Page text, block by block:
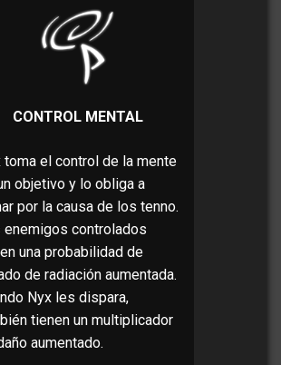
CONTROL MENTAL
toma el control de la mente
objetivo y lo obliga a
por la causa de los tenno.
enemigos controlados
una probabilidad de
de radiación aumentada.
Nyx les dispara,
tienen un multiplicador
aumentado.